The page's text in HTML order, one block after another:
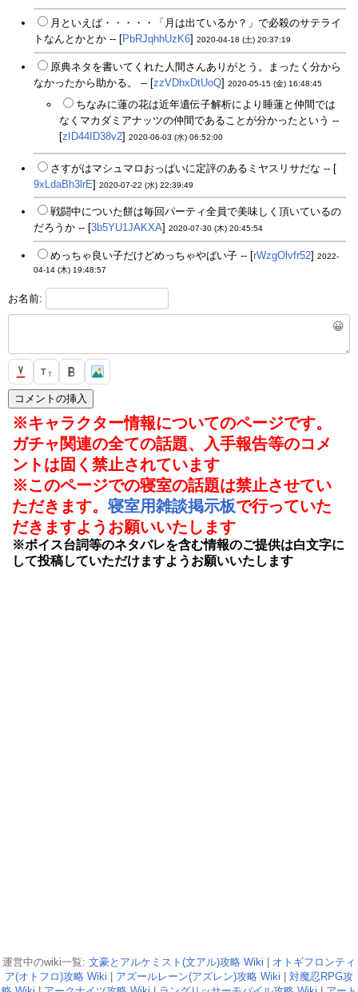
月といえば・・・・・「月は出ているか？」で必殺のサテライ
トなんとかとか -- [PbRJqhhUzK6] 2020-04-18 (土) 20:37:19
原典ネタを書いてくれた人間さんありがとう。まったく分から
なかったから助かる。 -- [zzVDhxDtUoQ] 2020-05-15 (金) 16:48:45
ちなみに蓮の花は近年遺伝子解析により睡蓮と仲間では
なくマカダミアナッツの仲間であることが分かったという --
[zID44ID38v2] 2020-06-03 (水) 06:52:00
さすがはマシュマロおっぱいに定評のあるミヤスリサだな -- [
9xLdaBh3lrE] 2020-07-22 (水) 22:39:49
戦闘中についた餅は毎回パーティ全員で美味しく頂いているの
だろうか -- [3b5YU1JAKXA] 2020-07-30 (木) 20:45:54
めっちゃ良い子だけどめっちゃやばい子 -- [rWzgOlvfr52] 2022-
04-14 (木) 19:48:57
お名前:
😀
T T
※キャラクター情報についてのページです。
ガチャ関連の全ての話題、入手報告等のコメ
ントは固く禁止されています
※このページでの寝室の話題は禁止させてい
ただきます。 寝室用雑談掲示板で行っていた
だきますようお願いいたします
※ボイス台詞等のネタバレを含む情報のご提供は白文字に
して投稿していただけますようお願いいたします
運営中のwiki一覧: 文豪とアルケミスト(文アル)攻略 Wiki
オトギフロンティ
ア(オトフロ)攻略 Wiki
アズールレーン(アズレン)攻略 Wiki
対魔忍RPG攻